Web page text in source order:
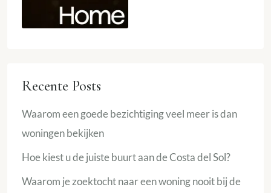
Recente Posts
Waarom een goede bezichtiging veel meer is dan
woningen bekijken
Hoe kiest u de juiste buurt aan de Costa del Sol?
Waarom je zoektocht naar een woning nooit bij de